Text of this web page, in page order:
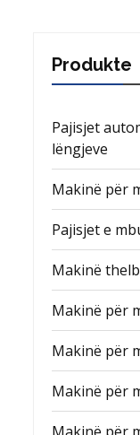
Produkte
Pajisjet
lëngjeve
Makinë për
Pajisjet e
Makinë
Makinë për
Makinë për
Makinë për